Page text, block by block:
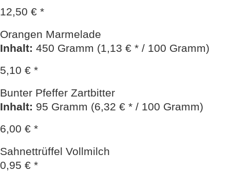
12,50 € *
Orangen Marmelade
Inhalt: 450 Gramm (1,13 € * / 100 Gramm)
5,10 € *
Bunter Pfeffer Zartbitter
Inhalt: 95 Gramm (6,32 € * / 100 Gramm)
6,00 € *
Sahnettrüffel Vollmilch
0,95 € *